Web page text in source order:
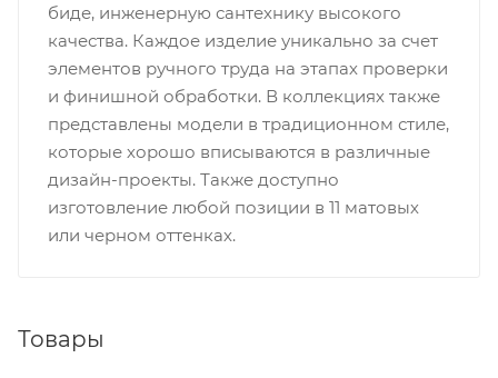
биде, инженерную сантехнику высокого
качества. Каждое изделие уникально за счет
элементов ручного труда на этапах проверки
и финишной обработки. В коллекциях также
представлены модели в традиционном стиле,
которые хорошо вписываются в различные
дизайн-проекты. Также доступно
изготовление любой позиции в 11 матовых
или черном оттенках.
Товары